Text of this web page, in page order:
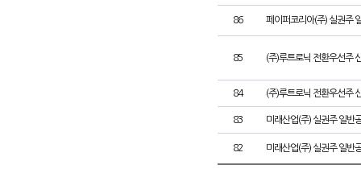
86 페이퍼코리아(주) 실권주
85 (주)루트로닉 전환우선주
84 (주)루트로닉 전환우선주
83 미래산업(주) 실권주 일반
82 미래산업(주) 실권주 일반